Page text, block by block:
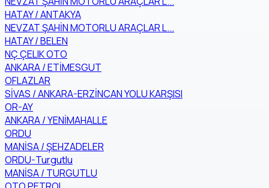
HATAY / ANTAKYA
NEVZAT ŞAHİN MOTORLU ARAÇLAR L...
HATAY / BELEN
NÇ ÇELIK OTO
ANKARA / ETİMESGUT
OFLAZLAR
SİVAS / ANKARA-ERZİNCAN YOLU KARŞISI
OR-AY
ANKARA / YENİMAHALLE
ORDU
MANİSA / ŞEHZADELER
ORDU-Turgutlu
MANİSA / TURGUTLU